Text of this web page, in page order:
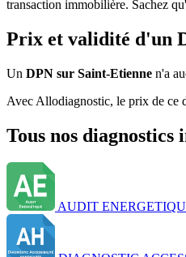
transaction immobilière. Sachez
Prix et validité d'un
Un DPN sur Saint-Etienne n'a
Avec Allodiagnostic, le prix de ce
Tous nos
AUDIT